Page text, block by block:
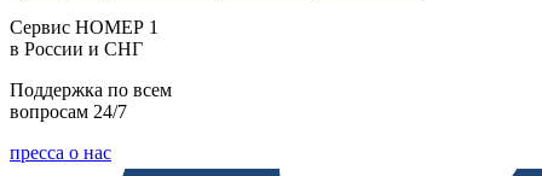
Cервис НОМЕР 1
в России и СНГ
Поддержка по всем
вопросам 24/7
пресса о нас